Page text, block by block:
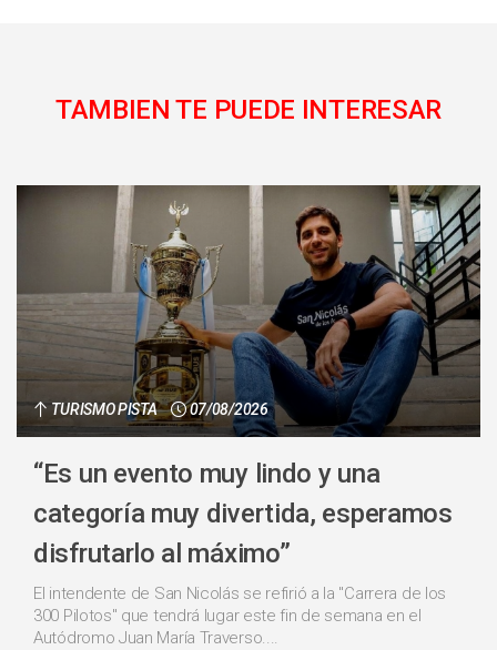
TAMBIEN TE PUEDE INTERESAR
TURISMO PISTA 07/08/2026
“Es un evento muy lindo y una
categoría muy divertida, esperamos
disfrutarlo al máximo”
El intendente de San Nicolás se refirió a la "Carrera de los
300 Pilotos" que tendrá lugar este fin de semana en el
Autódromo Juan María Traverso....